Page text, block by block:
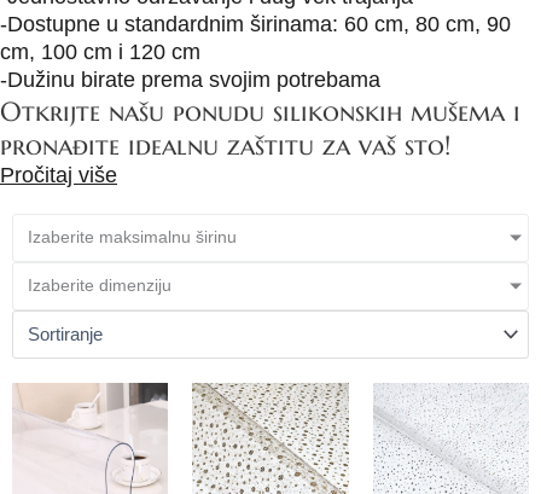
-Dostupne u standardnim širinama: 60 cm, 80 cm, 90
cm, 100 cm i 120 cm
-Dužinu birate prema svojim potrebama
Otkrijte našu ponudu silikonskih mušema i
pronađite idealnu zaštitu za vaš sto!
Pročitaj više
Izaberite maksimalnu širinu
Izaberite dimenziju